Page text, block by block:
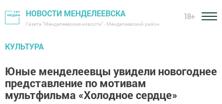
НОВОСТИ МЕНДЕЛЕЕВСКА
Газета "Менделеевские новости" - Менделеевский район
18+
КУЛЬТУРА
Юные менделеевцы увидели новогоднее
представление по мотивам
мультфильма «Холодное сердце»